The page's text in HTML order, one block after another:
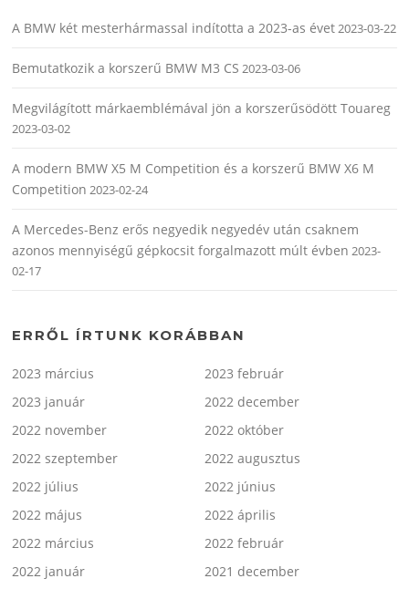
A BMW két mesterhármassal indította a 2023-as évet2023-03-22
Bemutatkozik a korszerű BMW M3 CS 2023-03-06
Megvilágított márkaemblémával jön a korszerűsödött Touareg
2023-03-02
A modern BMW X5 M Competition és a korszerű BMW X6 M
Competition 2023-02-24
A Mercedes-Benz erős negyedik negyedév után csaknem
azonos mennyiségű gépkocsit forgalmazott múlt évben 2023-
02-17
ERRŐL ÍRTUNK KORÁBBAN
2023 március
2023 február
2023 január
2022 december
2022 november
2022 október
2022 szeptember
2022 augusztus
2022 július
2022 június
2022 május
2022 április
2022 március
2022 február
2022 január
2021 december